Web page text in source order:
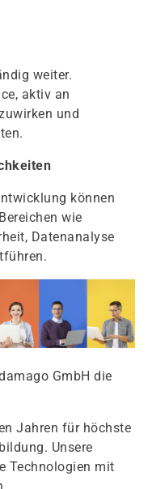
weiter.
aktiv an
und
können
wie
Datenanalyse
GmbH die
Jahren für höchste
Unsere
Technologien mit